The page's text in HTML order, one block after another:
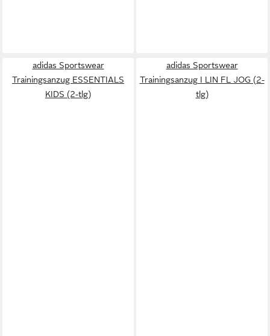
adidas Sportswear
Trainingsanzug ESSENTIALS
KIDS (2-tlg)
adidas Sportswear
Trainingsanzug I LIN FL JOG (2-
tlg)